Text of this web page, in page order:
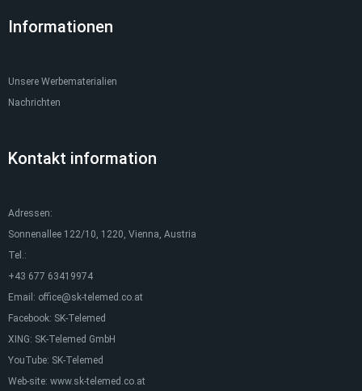
Informationen
Unsere Werbematerialien
Nachrichten
Kontakt information
Adressen:
Sonnenallee 122/10, 1220, Vienna, Austria
Tel.:
+43 677 63419974
Email: office@sk-telemed.co.at
Facebook: SK-Telemed
XING: SK-Telemed GmbH
YouTube: SK-Telemed
Web-site: www.sk-telemed.co.at